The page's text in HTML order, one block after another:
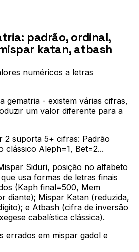
padrão, ordinal,
katan, atbash
numéricos a letras
gematria - existem várias cifras,
um valor diferente para a
2 suporta 5+ cifras: Padrão
clássico Aleph=1, Bet=2...
Siduri, posição no alfabeto
usa formas de letras finais
(Kaph final=500, Mem
diante); Mispar Katan (reduzida,
e Atbash (cifra de inversão
cabalística clássica).
errados em mispar gadol e